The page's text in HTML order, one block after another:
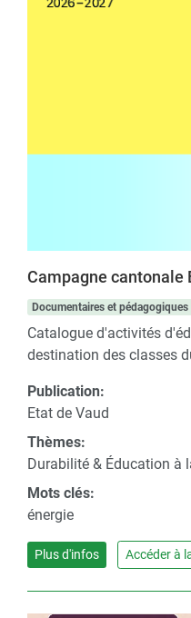
Campagne cantonale
Documentaires et pédagogiques
Catalogue d'activités
destination des classes
Publication:
Etat de Vaud
Thèmes:
Durabilité & Éducation à
Mots clés:
énergie
Plus d'infos Accéder à